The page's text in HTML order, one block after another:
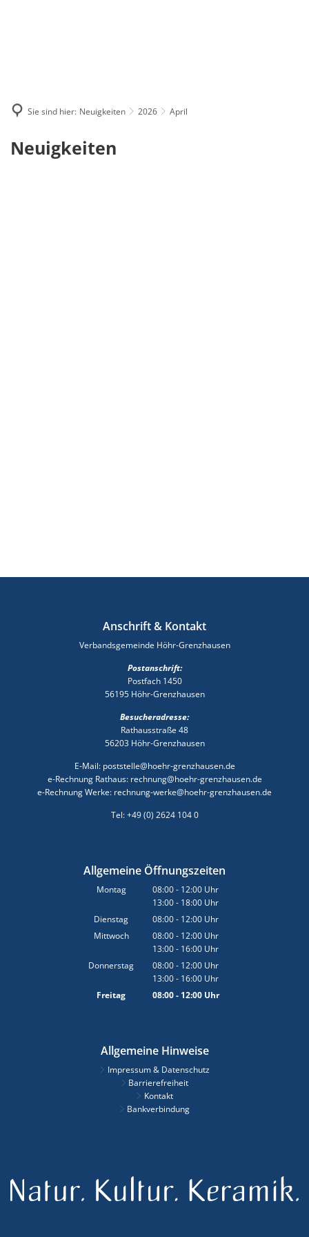
Sie sind hier: Neuigkeiten 2026 April
April
Neuigkeiten
Anschrift & Kontakt
Verbandsgemeinde Höhr-Grenzhausen
Postanschrift:
Postfach 1450
56195 Höhr-Grenzhausen
Besucheradresse:
Rathausstraße 48
56203 Höhr-Grenzhausen
E-Mail: poststelle@hoehr-grenzhausen.de
e-Rechnung Rathaus: rechnung@hoehr-grenzhausen.de
e-Rechnung Werke: rechnung-werke@hoehr-grenzhausen.de
Tel: +49 (0) 2624 104 0
Allgemeine Öffnungszeiten
Montag 08:00- 12:00 Uhr
Von 08:00 bis 12:00 Uhr
13:00- 18:00 Uhr
Von 13:00 bis 18:00 Uhr
Dienstag 08:00- 12:00 Uhr
Von 08:00 bis 12:00 Uhr
Mittwoch 08:00- 12:00 Uhr
Von 08:00 bis 12:00 Uhr
13:00- 16:00 Uhr
Von 13:00 bis 16:00 Uhr
Donnerstag 08:00- 12:00 Uhr
Von 08:00 bis 12:00 Uhr
13:00- 16:00 Uhr
Von 13:00 bis 16:00 Uhr
Freitag 08:00- 12:00Uhr
Allgemeine Hinweise
Impressum & Datenschutz
Barrierefreiheit
Kontakt
Bankverbindung